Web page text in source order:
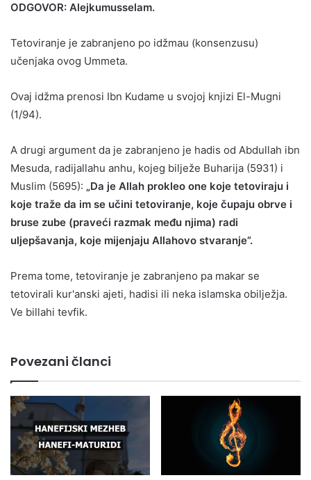
ODGOVOR: Alejkumusselam.
Tetoviranje je zabranjeno po idžmau (konsenzusu)
učenjaka ovog Ummeta.
Ovaj idžma prenosi Ibn Kudame u svojoj knjizi El-Mugni
(1/94).
A drugi argument da je zabranjeno je hadis od Abdullah ibn
Mesuda, radijallahu anhu, kojeg bilježe Buharija (5931) i
Muslim (5695): „Da je Allah prokleo one koje tetoviraju i
koje traže da im se učini tetoviranje, koje čupaju obrve i
bruse zube (praveći razmak među njima) radi
uljepšavanja, koje mijenjaju Allahovo stvaranje”.
Prema tome, tetoviranje je zabranjeno pa makar se
tetovirali kur'anski ajeti, hadisi ili neka islamska obilježja.
Ve billahi tevfik.
Povezani članci